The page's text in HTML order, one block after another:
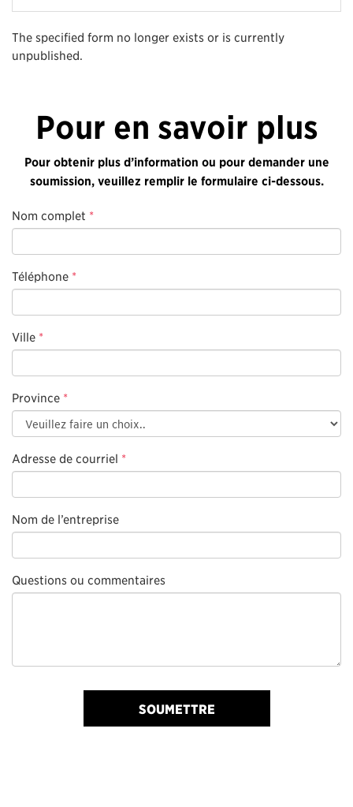
The specified form no longer exists or is currently
unpublished.
Pour en savoir plus
Pour obtenir plus d’information ou pour demander une
soumission, veuillez remplir le formulaire ci-dessous.
Nom complet *
Téléphone *
Ville *
Province *
Adresse de courriel *
Nom de l’entreprise
Questions ou commentaires
SOUMETTRE